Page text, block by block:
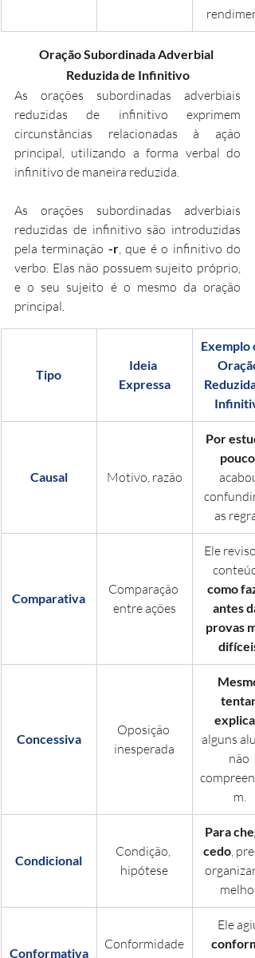
Oração Subordinada Adverbial
Reduzida de Infinitivo
As orações subordinadas adverbiais
reduzidas de infinitivo exprimem
circunstâncias relacionadas à ação
principal, utilizando a forma verbal do
infinitivo de maneira reduzida.
As orações subordinadas adverbiais
reduzidas de infinitivo são introduzidas
pela terminação -r, que é o infinitivo do
verbo. Elas não possuem sujeito próprio,
e o seu sujeito é o mesmo da oração
principal.
Tipo
Ideia
Expressa
Exemplo
Oração
Causal Motivo, razão
Por
pouco
acabou
as
Comparativa
Comparação
entre ações
Ele
como
antes
provas
difíceis
Concessiva
Oposição
inesperada
Mesmo
tentar
explicar
alguns
não
m.
Condicional
Condição,
hipótese
Para
cedo,
melhor.
Conformativa
Conformidade
Ele agiu